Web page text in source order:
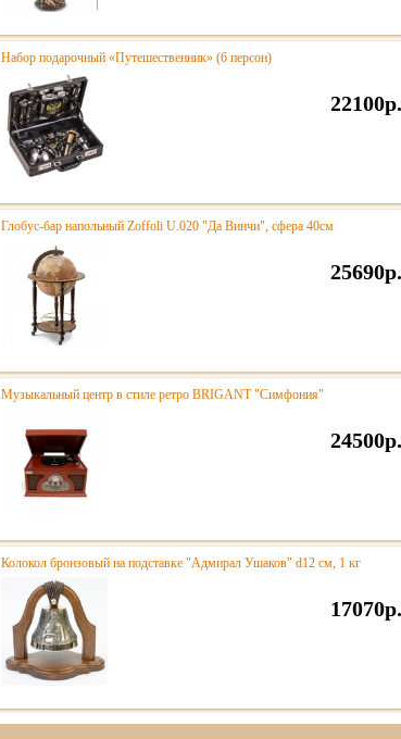
Набор подарочный «Путешественник» (6 персон)
22100р.
Глобус-бар напольный Zoffoli U.020 "Да Винчи", сфера 40см
25690р.
Музыкальный центр в стиле ретро BRIGANT "Симфония"
24500р.
Колокол бронзовый на подставке "Адмирал Ушаков" d12 см, 1 кг
17070р.